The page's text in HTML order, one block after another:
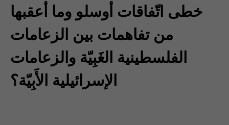
خطى اتّفاقات أوسلو وما أعقبها
من تفاهمات بين الزعامات
الفلسطينية الغَبِيّة والزعامات
الإسرائيلية الأَبِيّة؟